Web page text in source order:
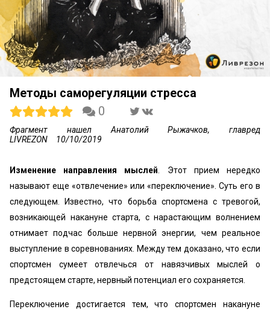
Методы саморегуляции стресса
0
Фрагмент нашел Анатолий Рыжачков, главред
LIVREZON
10/10/2019
Изменение направления мыслей . Этот прием нередко
называют еще «отвлечение» или «переключение». Суть его в
следующем. Известно, что борьба спортсмена с тревогой,
возникающей накануне старта, с нарастающим волнением
отнимает подчас больше нервной энергии, чем реальное
выступление в соревнованиях. Между тем доказано, что если
спортсмен сумеет отвлечься от навязчивых мыслей о
предстоящем старте, нервный потенциал его сохраняется.
Переключение достигается тем, что спортсмен накануне